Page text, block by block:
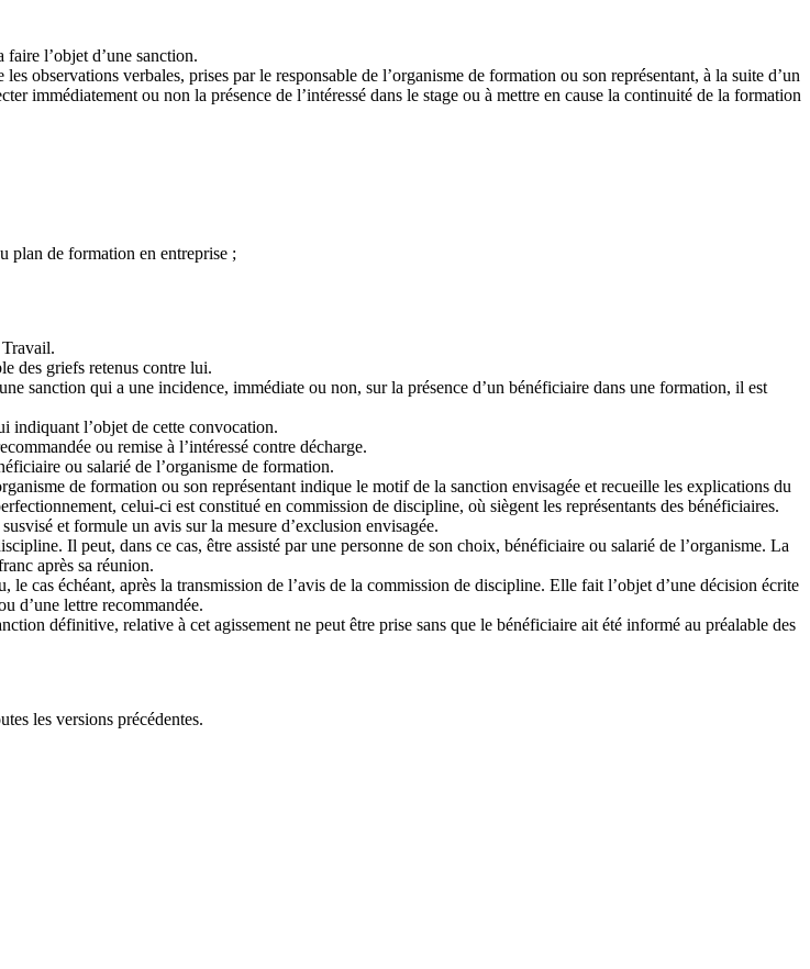
l’objet d’une sanction.
observations verbales, prises par le responsable de l’organisme de formation ou son représentant, à la suite d’un
immédiatement ou non la présence de l’intéressé dans le stage ou à mettre en cause la continuité de la formation
plan de formation en entreprise ;
des griefs retenus contre lui.
sanction qui a une incidence, immédiate ou non, sur la présence d’un bénéficiaire dans une formation, il est
indiquant l’objet de cette convocation.
ou remise à l’intéressé contre décharge.
ou salarié de l’organisme de formation.
de formation ou son représentant indique le motif de la sanction envisagée et recueille les explications du
celui-ci est constitué en commission de discipline, où siègent les représentants des bénéficiaires.
et formule un avis sur la mesure d’exclusion envisagée.
Il peut, dans ce cas, être assisté par une personne de son choix, bénéficiaire ou salarié de l’organisme. La
après sa réunion.
cas échéant, après la transmission de l’avis de la commission de discipline. Elle fait l’objet d’une décision écrite
d’une lettre recommandée.
définitive, relative à cet agissement ne peut être prise sans que le bénéficiaire ait été informé au préalable des
les versions précédentes.